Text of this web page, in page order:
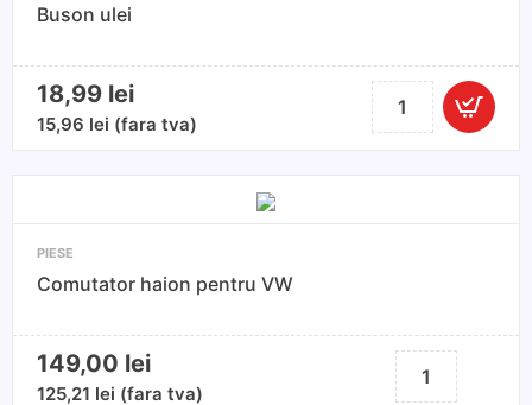
Buson ulei
18,99 lei
15,96 lei (fara tva)
Cantitate
Buson
PIESE
Comutator haion pentru VW
149,00 lei
125,21 lei (fara tva)
Cantitate
Comutator